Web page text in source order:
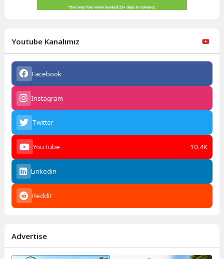
Youtube Kanalımız
Facebook
Instagram
Twitter
YouTube 10.4K
Linkedin
Reddit
Advertise